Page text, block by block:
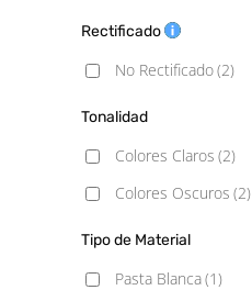
Rectificado
No Rectificado(2)
Tonalidad
Colores Claros (2)
Colores Oscuros (2)
Tipo de Material
Pasta Blanca(1)